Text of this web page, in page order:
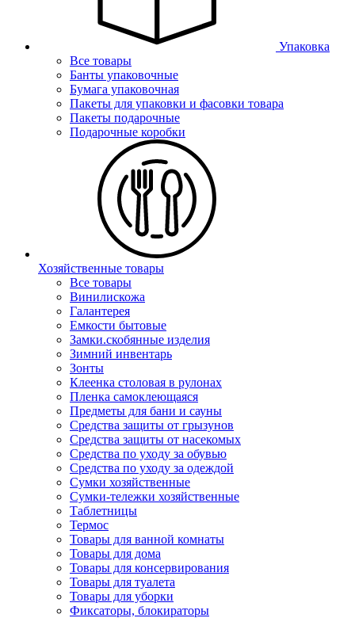
Упаковка
Все товары
Банты упаковочные
Бумага упаковочная
Пакеты для упаковки и фасовки товара
Пакеты подарочные
Подарочные коробки
Хозяйственные товары
Все товары
Винилискожа
Галантерея
Емкости бытовые
Замки.скобянные изделия
Зимний инвентарь
Зонты
Клеенка столовая в рулонах
Пленка самоклеющаяся
Предметы для бани и сауны
Средства защиты от грызунов
Средства защиты от насекомых
Средства по уходу за обувью
Средства по уходу за одеждой
Сумки хозяйственные
Сумки-тележки хозяйственные
Таблетницы
Термос
Товары для ванной комнаты
Товары для дома
Товары для консервирования
Товары для туалета
Товары для уборки
Фиксаторы, блокираторы